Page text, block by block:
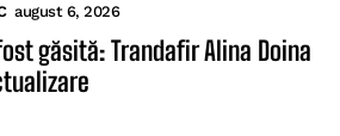
august 6, 2026
găsită: Trandafir Alina Doina